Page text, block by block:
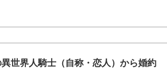
世界人騎士（自称・恋人）から婚約